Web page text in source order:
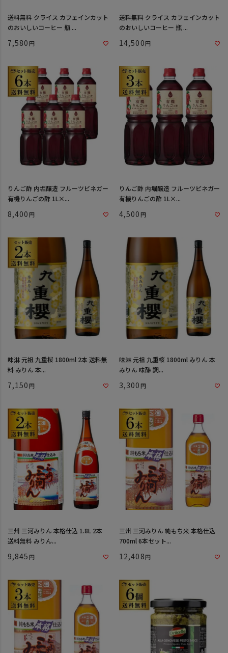
送料無料 クライス カフェインカット
のおいしいコーヒー 瓶 ...
7,580
送料無料 クライス カフェインカット
のおいしいコーヒー 瓶 ...
14,500
りんご酢 内堀醸造 フルーツビネガー
有機りんごの酢 1L×...
8,400
りんご酢 内堀醸造 フルーツビネガー
有機りんごの酢 1L×...
4,500
味淋 元祖 九重桜 1800ml 2本 送料無
料 みりん 本...
7,150
味淋 元祖 九重桜 1800ml みりん 本
みりん 味醂 調...
3,300
三州 三河みりん 本格仕込 1.8L 2本
送料無料 みりん...
9,845
三州 三河みりん 純もち米 本格仕込
700ml 6本セット...
12,408